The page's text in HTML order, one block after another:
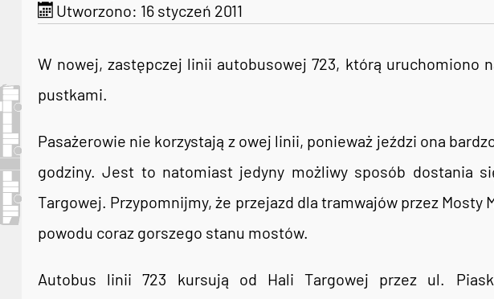
Utworzono: 16 styczeń 2011
W nowej, zastępczej linii autobusowej 723, którą uruchomiono
pustkami.
Pasażerowie nie korzystają z owej linii, ponieważ jeździ ona
godziny. Jest to natomiast jedyny możliwy sposób dostania
Targowej. Przypomnijmy, że przejazd dla tramwajów przez Mosty
powodu coraz gorszego stanu mostów.
Autobus linii 723 kursują od Hali Targowej przez ul.